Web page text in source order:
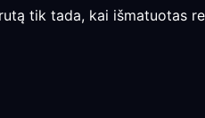
tik tada, kai išmatuotas